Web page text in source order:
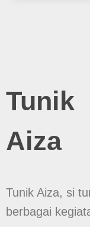
Tunik
Aiza
Tunik Aiza, si
berbagai